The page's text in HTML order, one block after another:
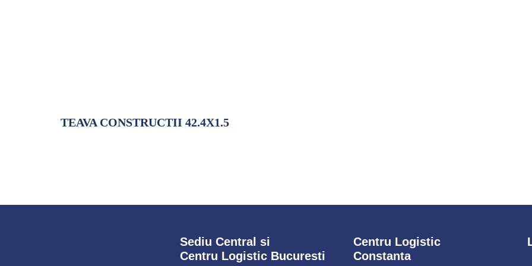
TEAVA CONSTRUCTII 42.4X1.5
Sediu Central si
Centru Logistic Bucuresti
Centru Logistic
Constanta